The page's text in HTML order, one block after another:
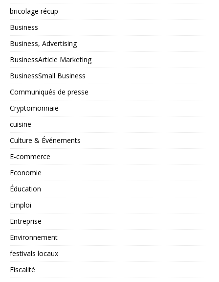
bricolage récup
Business
Business, Advertising
BusinessArticle Marketing
BusinessSmall Business
Communiqués de presse
Cryptomonnaie
cuisine
Culture & Événements
E-commerce
Economie
Éducation
Emploi
Entreprise
Environnement
festivals locaux
Fiscalité